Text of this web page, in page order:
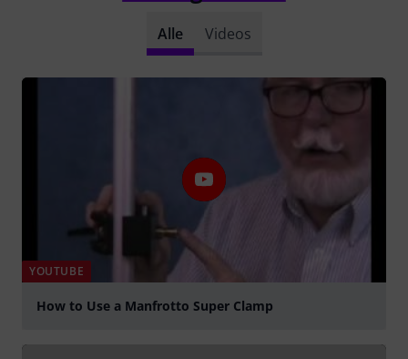
Alle Videos
YOUTUBE
How to Use a Manfrotto Super Clamp